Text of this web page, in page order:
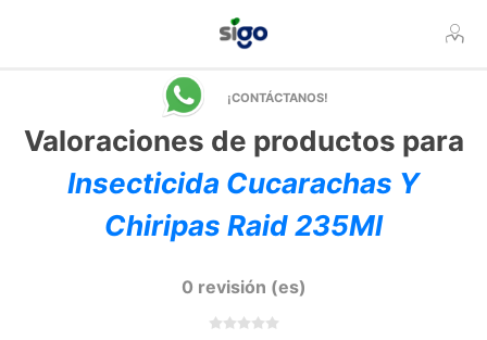
¡CONTÁCTANOS!
Valoraciones de productos para
Insecticida Cucarachas Y
Chiripas Raid 235Ml
0 revisión (es)